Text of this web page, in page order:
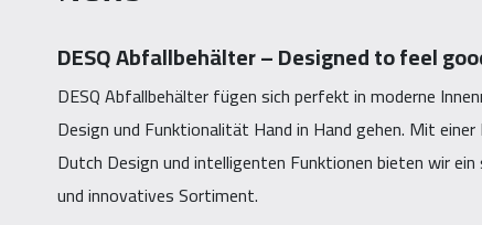
DESQ Abfallbehälter – Designed to feel
DESQ Abfallbehälter fügen sich perfekt in moderne
Design und Funktionalität Hand in Hand gehen. Mit
Dutch Design und intelligenten Funktionen bieten wir
und innovatives Sortiment.